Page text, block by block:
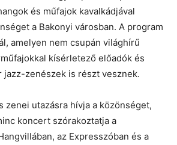
és műfajok kavalkádjával
a Bakonyi városban. A program
amelyen nem csupán világhírű
kísérletező előadók és
jazz-zenészek is részt vesznek.
zenei utazásra hívja a közönséget,
koncert szórakoztatja a
az Expresszóban és a